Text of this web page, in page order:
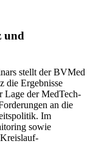
und
stellt der BVMed
die Ergebnisse
Lage der MedTech-
an die
Im
sowie